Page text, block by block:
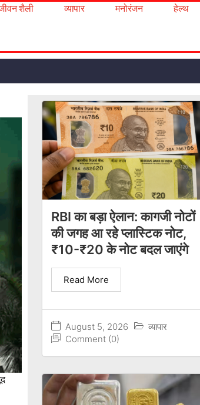
शैली व्यापार मनोरंजन
हेल्थ
RBI का बड़ा ऐलान: कागजी नोटों
की जगह आ रहे प्लास्टिक नोट,
₹10-₹20 के नोट बदल जाएंगे
August 5, 2026
व्यापार
Comment (0)
Read More